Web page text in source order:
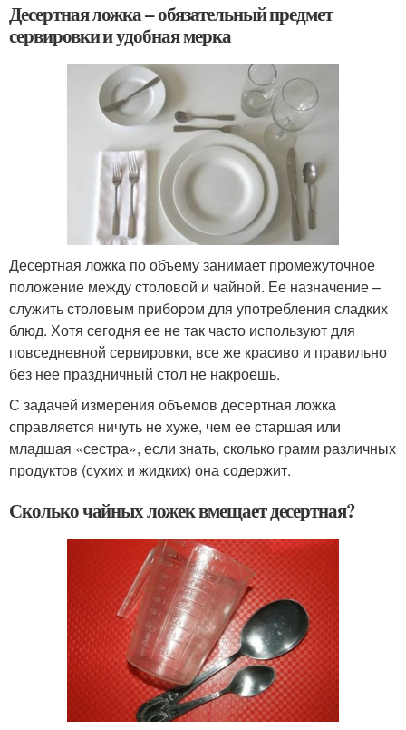
Десертная ложка – обязательный предмет
сервировки и удобная мерка
Десертная ложка по объему занимает промежуточное
положение между столовой и чайной. Ее назначение –
служить столовым прибором для употребления сладких
блюд. Хотя сегодня ее не так часто используют для
повседневной сервировки, все же красиво и правильно
без нее праздничный стол не накроешь.
С задачей измерения объемов десертная ложка
справляется ничуть не хуже, чем ее старшая или
младшая «сестра», если знать, сколько грамм различных
продуктов (сухих и жидких) она содержит.
Сколько чайных ложек вмещает десертная?